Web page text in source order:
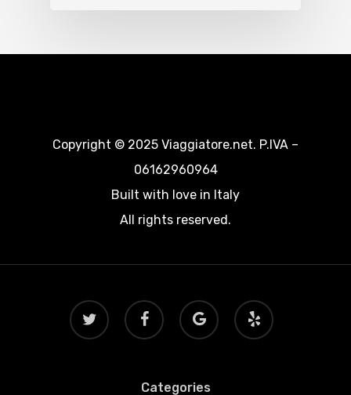
Copyright © 2025 Viaggiatore.net. P.IVA –
06162960964
Built with love in Italy
All rights reserved.
twitter facebook
google-
plus
yelp
Categories